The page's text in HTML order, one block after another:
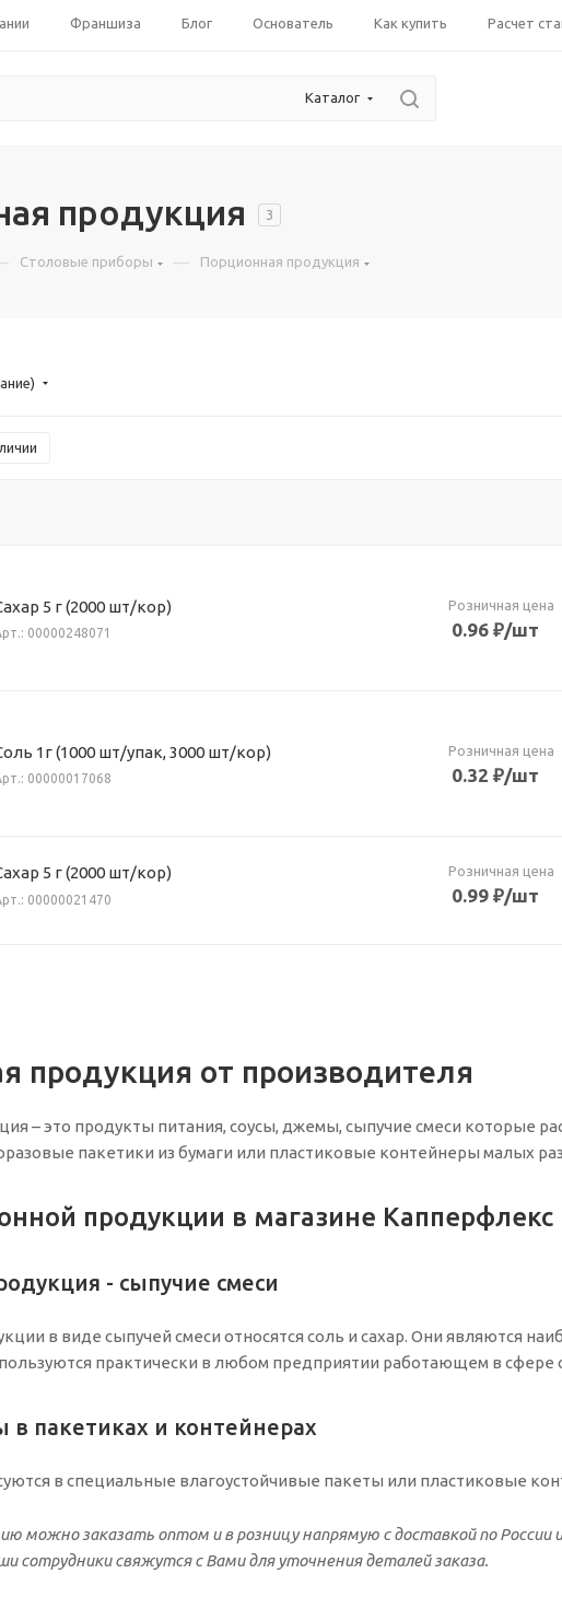
Франшиза Блог Основатель Как купить Расчет
Каталог
продукция 3
Столовые приборы — Порционная продукция
5 г (2000 шт/кор)
00000248071
Розничная цена
0.96 ₽/шт
1г (1000 шт/упак, 3000 шт/кор)
00000017068
Розничная цена
0.32 ₽/шт
5 г (2000 шт/кор)
00000021470
Розничная цена
0.99 ₽/шт
продукция от производителя
– это продукты питания, соусы, джемы, сыпучие смеси которые
пакетики из бумаги или пластиковые контейнеры малых
продукции в магазине Капперфлекс
- сыпучие смеси
в виде сыпучей смеси относятся соль и сахар. Они являются
практически в любом предприятии работающем в сфере
пакетиках и контейнерах
в специальные влагоустойчивые пакеты или пластиковые
можно заказать оптом и в розницу напрямую с доставкой по
сотрудники свяжутся с Вами для уточнения деталей заказа.